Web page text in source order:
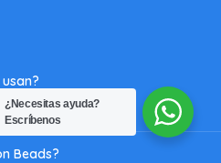
Beads?
¿Necesitas ayuda?
Escríbenos